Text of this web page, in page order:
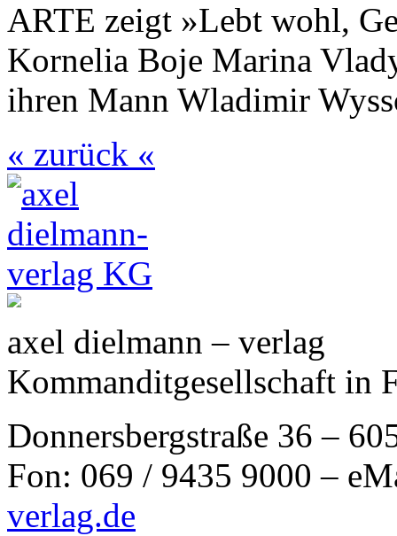
ARTE zeigt »Lebt wohl,
Kornelia Boje Marina
ihren Mann Wladimir
« zurück «
axel dielmann – verlag
Kommanditgesellschaft in
Donnersbergstraße 36 –
Fon: 069 / 9435 9000 –
verlag.de